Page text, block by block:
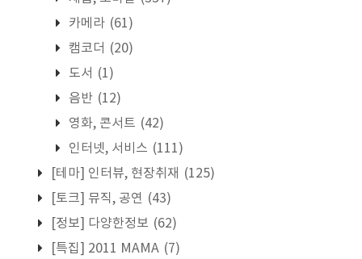
카메라 (61)
캠코더 (20)
도서 (1)
음반 (12)
영화, 콘서트 (42)
인터넷, 서비스 (111)
[테마] 인터뷰, 현장취재 (125)
[토크] 뮤직, 공연 (43)
[정보] 다양한정보 (62)
[특집] 2011 MAMA (7)